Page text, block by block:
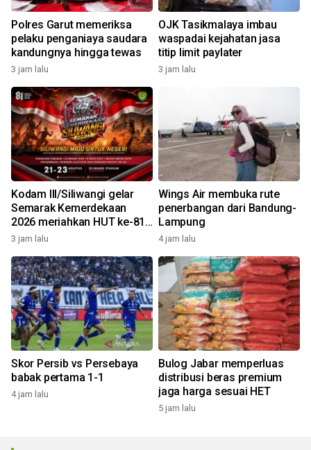
Polres Garut memeriksa
pelaku penganiaya saudara
kandungnya hingga tewas
3 jam lalu
OJK Tasikmalaya imbau
waspadai kejahatan jasa
titip limit paylater
3 jam lalu
Kodam III/Siliwangi gelar
Semarak Kemerdekaan
2026 meriahkan HUT ke-81
RI
3 jam lalu
Wings Air membuka rute
penerbangan dari Bandung-
Lampung
4 jam lalu
Skor Persib vs Persebaya
babak pertama 1-1
4 jam lalu
Bulog Jabar memperluas
distribusi beras premium
jaga harga sesuai HET
5 jam lalu